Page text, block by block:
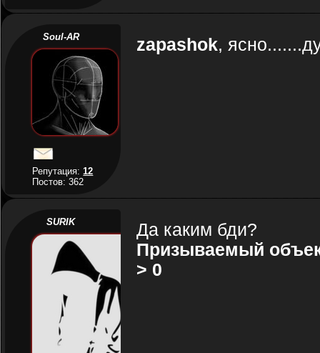
Soul-AR
Репутация:12
Постов: 362
zapashok,
SURIK
Да каким бди?
Призываемый
> 0